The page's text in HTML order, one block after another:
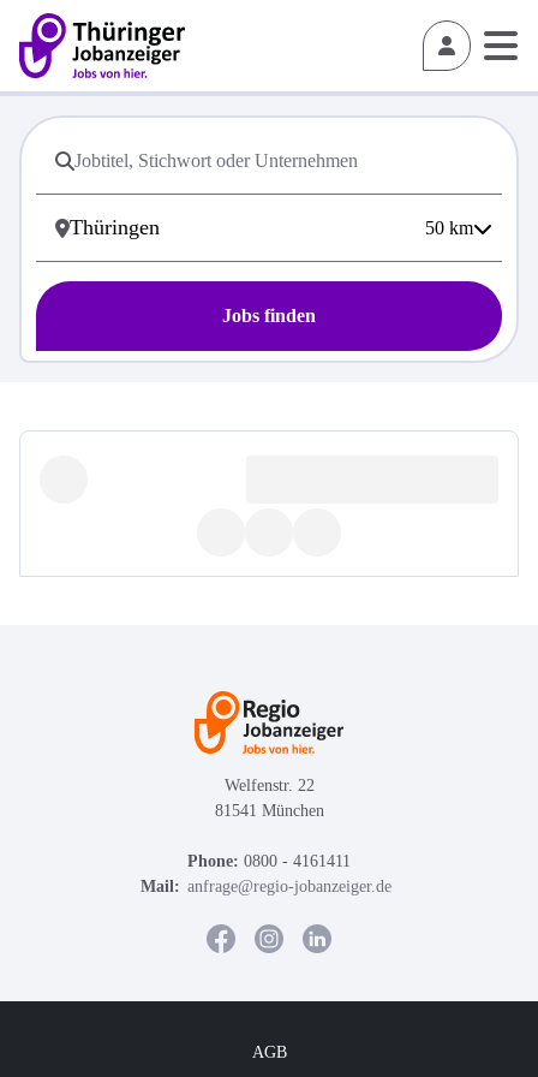
50 km
Jobs finden
Welfenstr. 22
81541 München
Phone: 0800 - 4161411
Mail: anfrage@regio-jobanzeiger.de
AGB